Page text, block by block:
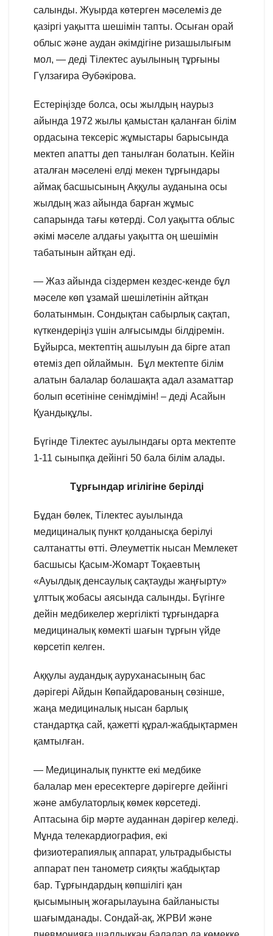
салынды. Жуырда көтерген мәселеміз де
қазіргі уақытта шешімін тапты. Осыған орай
облыс және аудан әкімдігіне ризашылығым
мол, — деді Тілектес ауылының тұрғыны
Гүлзағира Әубәкірова.
Естеріңізде болса, осы жылдың наурыз
айында 1972 жылы қамыстан қаланған білім
ордасына тексеріс жұмыстары барысында
мектеп апатты деп танылған болатын. Кейін
аталған мәселені елді мекен тұрғындары
аймақ басшысының Аққулы ауданына осы
жылдың жаз айында барған жұмыс
сапарында тағы көтерді. Сол уақытта облыс
әкімі мәселе алдағы уақытта оң шешімін
табатынын айтқан еді.
— Жаз айында сіздермен кездес-кенде бұл
мәселе көп ұзамай шешілетінін айтқан
болатынмын. Сондықтан сабырлық сақтап,
күткендеріңіз үшін алғысымды білдіремін.
Бұйырса, мектептің ашылуын да бірге атап
өтеміз деп ойлаймын. Бұл мектепте білім
алатын балалар болашақта адал азаматтар
болып өсетініне сенімдімін! – деді Асайын
Қуандықұлы.
Бүгінде Тілектес ауылындағы орта мектепте
1-11 cыныпқа дейінгі 50 бала білім алады.
Тұрғындар игілігіне берілді
Бұдан бөлек, Тілектес ауылында
медициналық пункт қолданысқа берілуі
салтанатты өтті. Әлеуметтік нысан Мемлекет
басшысы Қасым-Жомарт Тоқаевтың
«Ауылдық денсаулық сақтауды жаңғырту»
ұлттық жобасы аясында салынды. Бүгінге
дейін медбикелер жергілікті тұрғындарға
медициналық көмекті шағын тұрғын үйде
көрсетіп келген.
Аққулы аудандық ауруханасының бас
дәрігері Айдын Көпайдарованың сөзінше,
жаңа медициналық нысан барлық
стандартқа сай, қажетті құрал-жабдықтармен
қамтылған.
— Медициналық пунктте екі медбике
балалар мен ересектерге дәрігерге дейінгі
және амбулаторлық көмек көрсетеді.
Аптасына бір мәрте ауданнан дәрігер келеді.
Мұнда телекардиография, екі
физиотерапиялық аппарат, ультрадыбысты
аппарат пен танометр сияқты жабдықтар
бар. Тұрғындардың көпшілігі қан
қысымының жоғарылауына байланысты
шағымданады. Сондай-ақ, ЖРВИ және